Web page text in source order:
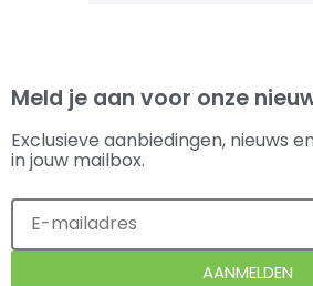
Meld je aan voor onze
Exclusieve aanbiedingen, nieuws
in jouw mailbox.
AANMELDEN